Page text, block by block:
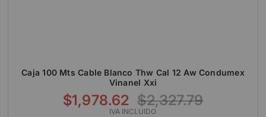
Caja 100 Mts Cable Blanco Thw Cal 12 Aw Condumex
Vinanel Xxi
$1,978.62 $2,327.79
IVA INCLUIDO